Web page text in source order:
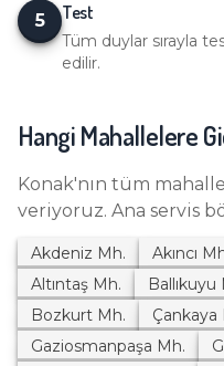
5 Test
Tüm duylar sırayla
edilir.
Hangi Mahallelere
Konak'nın tüm
veriyoruz. Ana servis
Akdeniz Mh. Akıncı
Altıntaş Mh. Ballıkuyu
Bozkurt Mh. Çankaya
Gaziosmanpaşa Mh.